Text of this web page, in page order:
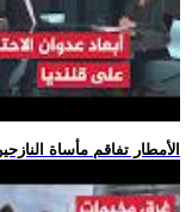
.. الأمطار تفاقم مأساة